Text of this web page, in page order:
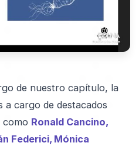
de nuestro capítulo, la
a cargo de destacados
como Ronald Cancino,
Federici, Mónica